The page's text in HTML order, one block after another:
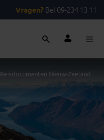
Vragen? Bel 09-234 13 11
Reisdocumenten Nieuw-Zeeland